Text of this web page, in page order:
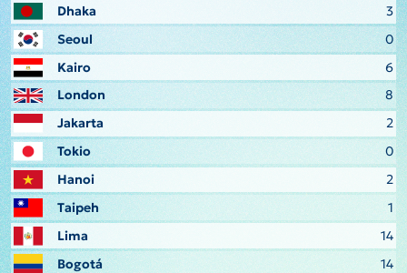
Dhaka
3
Seoul
0
Kairo
6
London
8
Jakarta
2
Tokio
0
Hanoi
2
Taipeh
1
Lima
14
Bogotá
14